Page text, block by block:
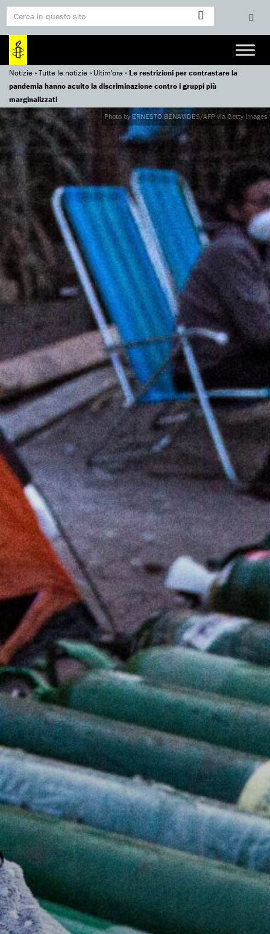
Notizie»Tutte le notizie» Ultim'ora »Le restrizioni per contrastare la
pandemia hanno acuito la discriminazione contro i gruppi più
marginalizzati
Photo by ERNESTO BENAVIDES/AFP via Getty Images